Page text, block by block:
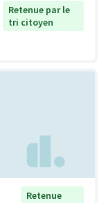
Retenue par le
tri citoyen
Retenue